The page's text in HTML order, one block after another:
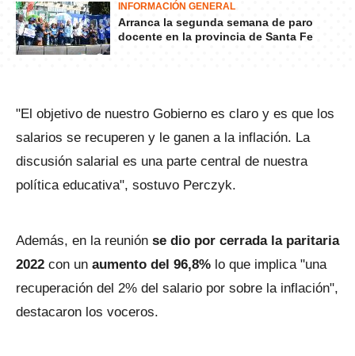
INFORMACIÓN GENERAL
Arranca la segunda semana de paro
docente en la provincia de Santa Fe
"El objetivo de nuestro Gobierno es claro y es que los
salarios se recuperen y le ganen a la inflación. La
discusión salarial es una parte central de nuestra
política educativa", sostuvo Perczyk.
Además, en la reunión se dio por cerrada la paritaria
2022 con un aumento del 96,8% lo que implica "una
recuperación del 2% del salario por sobre la inflación",
destacaron los voceros.